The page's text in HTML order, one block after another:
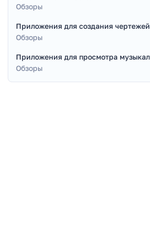
Обзоры
Приложения для создания
Обзоры
Приложения для просмотра
Обзоры